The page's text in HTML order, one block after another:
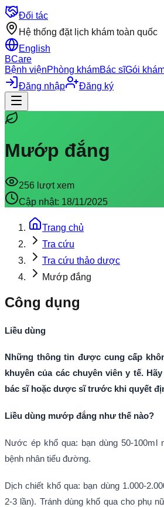
Đối tác
Hệ thống đặt lịch khám toàn quốc
English
BCare
Bệnh việnPhòng khámBác sĩGói
Đăng nhập
Đăng ký
Mướp đắng
256 lượt xem
Cập nhật: 18/11/2025
Trang chủ
Tra cứu
Tra cứu thảo dược
Mướp đắng
Công dụng
Liều dùng
Những thông tin được cung cấp
khuyên của các chuyên viên y tế.
bác sĩ hoặc dược sĩ trước khi quyết
Liều dùng mướp đắng như thế nào?
Nước ép khổ qua: bạn dùng 50-100ml
bệnh nhân tiểu đường.
Dịch chiết khổ qua: bạn dùng 1.000-
2-3 lần). Tránh dùng khổ qua cho phụ